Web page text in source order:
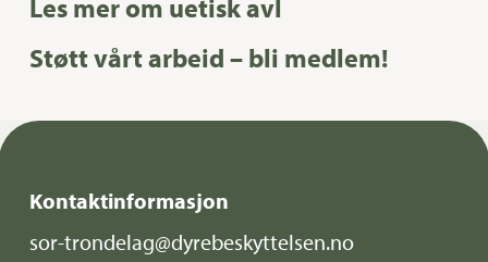
Les mer om uetisk avl
Støtt vårt arbeid – bli medlem!
Kontaktinformasjon
sor-trondelag@dyrebeskyttelsen.no